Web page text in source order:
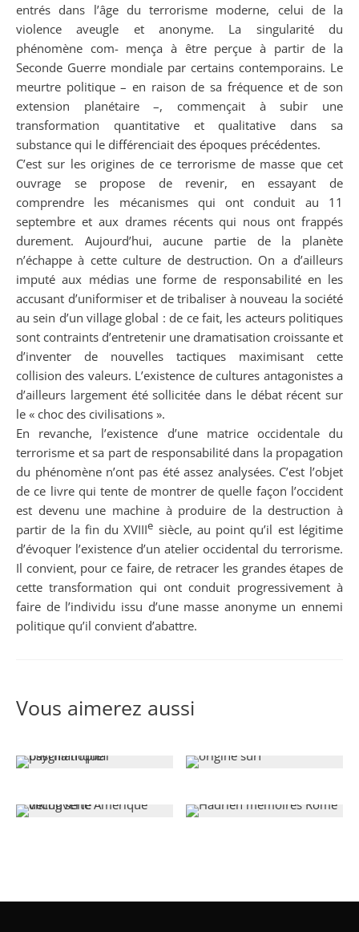
entrés dans l’âge du terrorisme moderne, celui de la
violence aveugle et anonyme. La singularité du
phénomène com- mença à être perçue à partir de la
Seconde Guerre mondiale par certains contemporains. Le
meurtre politique – en raison de sa fréquence et de son
extension planétaire –, commençait à subir une
transformation quantitative et qualitative dans sa
substance qui le différenciait des époques précédentes.
C’est sur les origines de ce terrorisme de masse que cet
ouvrage se propose de revenir, en essayant de
comprendre les mécanismes qui ont conduit au 11
septembre et aux drames récents qui nous ont frappés
durement. Aujourd’hui, aucune partie de la planète
n’échappe à cette culture de destruction. On a d’ailleurs
imputé aux médias une forme de responsabilité en les
accusant d’uniformiser et de tribaliser à nouveau la société
au sein d’un village global : de ce fait, les acteurs politiques
sont contraints d’entretenir une dramatisation croissante et
d’inventer de nouvelles tactiques maximisant cette
collision des valeurs. L’existence de cultures antagonistes a
d’ailleurs largement été sollicitée dans le débat récent sur
le « choc des civilisations ».
En revanche, l’existence d’une matrice occidentale du
terrorisme et sa part de responsabilité dans la propagation
du phénomène n’ont pas été assez analysées. C’est l’objet
de ce livre qui tente de montrer de quelle façon l’occident
est devenu une machine à produire de la destruction à
partir de la fin du XVIIIe siècle, au point qu’il est légitime
d’évoquer l’existence d’un atelier occidental du terrorisme.
Il convient, pour ce faire, de retracer les grandes étapes de
cette transformation qui ont conduit progressivement à
faire de l’individu issu d’une masse anonyme un ennemi
politique qu’il convient d’abattre.
Vous aimerez aussi